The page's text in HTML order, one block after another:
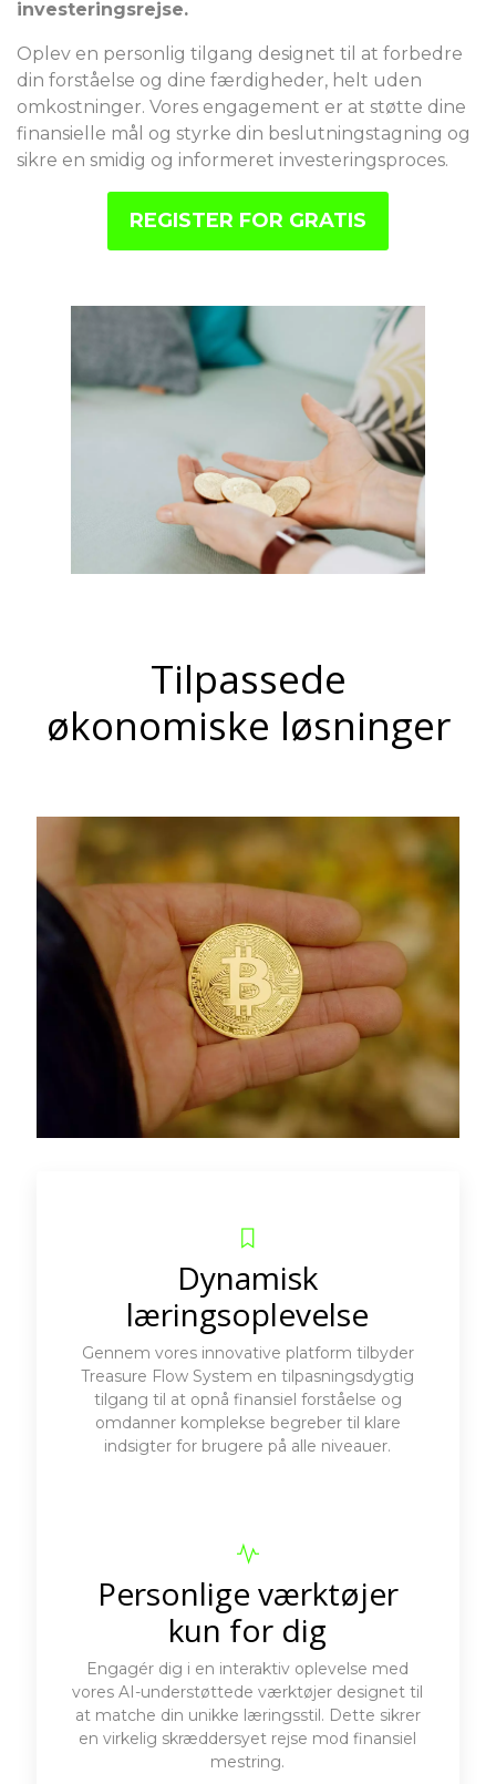
investeringsrejse.
Oplev en personlig tilgang designet til at forbedre
din forståelse og dine færdigheder, helt uden
omkostninger. Vores engagement er at støtte dine
finansielle mål og styrke din beslutningstagning og
sikre en smidig og informeret investeringsproces.
REGISTER FOR GRATIS
Tilpassede
økonomiske løsninger
Dynamisk
læringsoplevelse
Gennem vores innovative platform tilbyder
Treasure Flow System en tilpasningsdygtig
tilgang til at opnå finansiel forståelse og
omdanner komplekse begreber til klare
indsigter for brugere på alle niveauer.
Personlige værktøjer
kun for dig
Engagér dig i en interaktiv oplevelse med
vores AI-understøttede værktøjer designet til
at matche din unikke læringsstil. Dette sikrer
en virkelig skræddersyet rejse mod finansiel
mestring.